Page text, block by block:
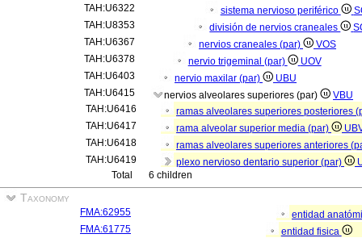
TAH:U6322
sistema nervioso periférico
TAH:U8353
división de nervios craneales
TAH:U6367
nervios craneales (par)
VOS
TAH:U6378
nervio trigeminal (par)
UOV
TAH:U6403
nervio maxilar (par)
UBU
TAH:U6415
nervios alveolares superiores (par)
VBU
TAH:U6416
ramas alveolares superiores posteriores
TAH:U6417
rama alveolar superior media (par)
TAH:U6418
ramas alveolares superiores anteriores
TAH:U6419
plexo nervioso dentario superior (par)
Total
6 children
Taxonomy
FMA:62955
entidad
FMA:61775
entidad fisica